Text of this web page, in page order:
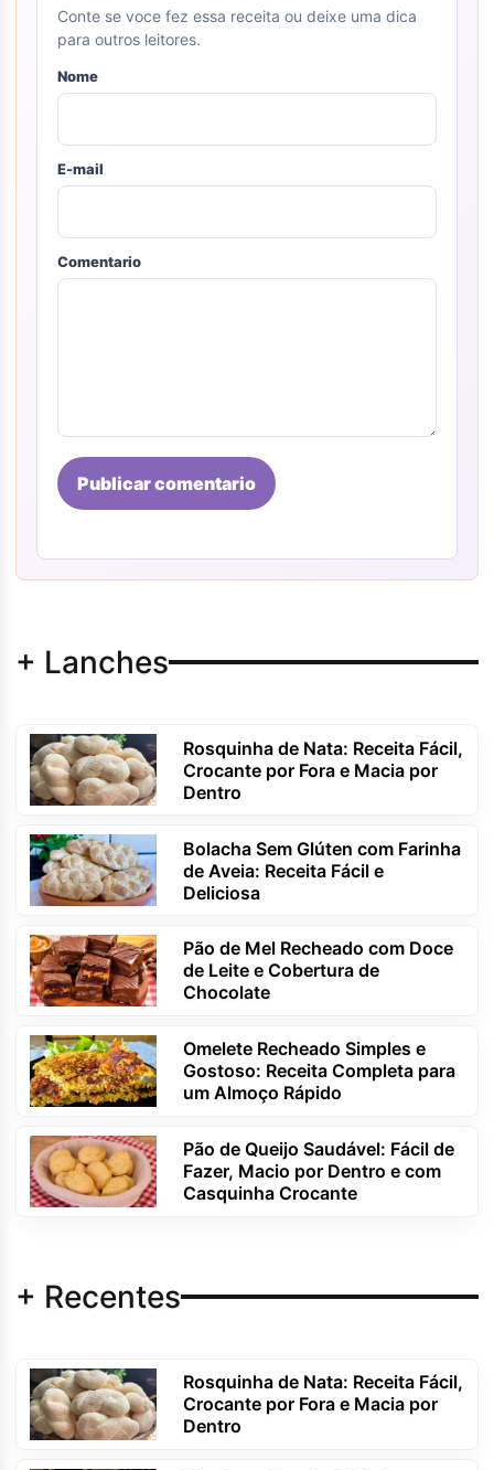
Conte se voce fez essa receita ou deixe uma dica
para outros leitores.
Nome
E-mail
Comentario
Publicar comentario
+ Lanches
Rosquinha de Nata: Receita Fácil,
Crocante por Fora e Macia por
Dentro
Bolacha Sem Glúten com Farinha
de Aveia: Receita Fácil e
Deliciosa
Pão de Mel Recheado com Doce
de Leite e Cobertura de
Chocolate
Omelete Recheado Simples e
Gostoso: Receita Completa para
um Almoço Rápido
Pão de Queijo Saudável: Fácil de
Fazer, Macio por Dentro e com
Casquinha Crocante
+ Recentes
Rosquinha de Nata: Receita Fácil,
Crocante por Fora e Macia por
Dentro